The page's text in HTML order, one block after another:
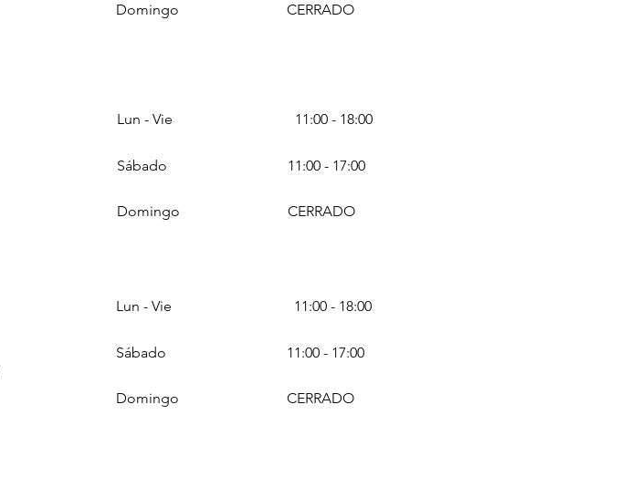
Domingo CERRADO
Lun - Vie
Sábado
Domingo
11:00 - 18:00
11:00 - 17:00
CERRADO
Lun - Vie
Sábado
Domingo
11:00 - 18:00
11:00 - 17:00
CERRADO